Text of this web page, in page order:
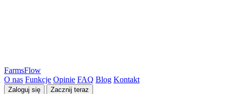
FarmsFlow
O nas Funkcje Opinie FAQ Blog Kontakt
Zaloguj się Zacznij teraz